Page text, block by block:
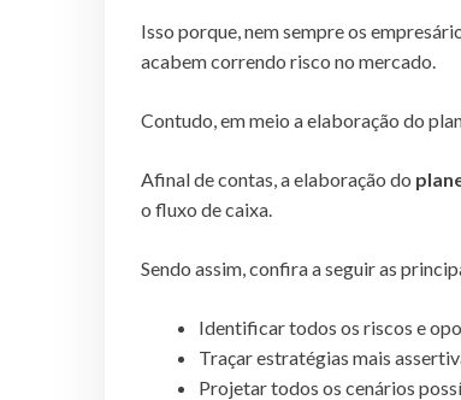
Isso porque, nem sempre os
acabem correndo risco no mercado.
Contudo, em meio a elaboração do
Afinal de contas, a elaboração do
o fluxo de caixa.
Sendo assim, confira a seguir as
Identificar todos os riscos e
Traçar estratégias mais
Projetar todos os cenários